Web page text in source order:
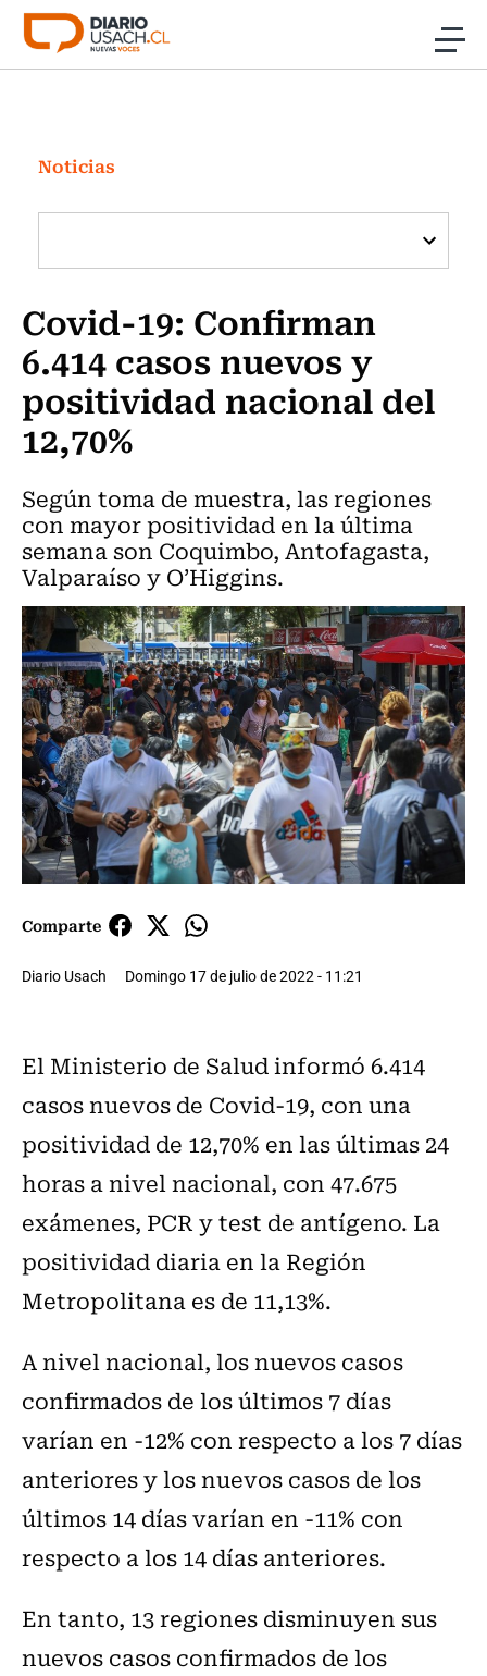
Click acá para ir directamente al contenido
Investigación
Cultura
Programas Radio y TV Usach
Noticias
Covid-19: Confirman
6.414 casos nuevos y
positividad nacional del
12,70%
Según toma de muestra, las regiones
con mayor positividad en la última
semana son Coquimbo, Antofagasta,
Valparaíso y O’Higgins.
Comparte
Diario Usach Domingo 17 de julio de 2022 - 11:21
El Ministerio de Salud informó 6.414
casos nuevos de Covid-19, con una
positividad de 12,70% en las últimas 24
horas a nivel nacional, con 47.675
exámenes, PCR y test de antígeno. La
positividad diaria en la Región
Metropolitana es de 11,13%.
A nivel nacional, los nuevos casos
confirmados de los últimos 7 días
varían en -12% con respecto a los 7 días
anteriores y los nuevos casos de los
últimos 14 días varían en -11% con
respecto a los 14 días anteriores.
En tanto, 13 regiones disminuyen sus
nuevos casos confirmados de los